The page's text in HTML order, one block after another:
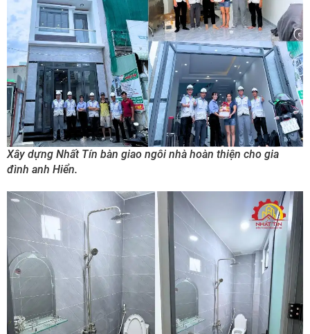
Xây dựng Nhất Tín bàn giao ngôi nhà hoàn thiện cho gia
đình anh Hiển.